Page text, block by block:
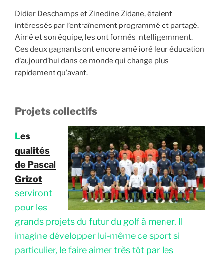
Didier Deschamps et Zinedine Zidane, étaient
intéressés par l’entraînement programmé et partagé.
Aimé et son équipe, les ont formés intelligemment.
Ces deux gagnants ont encore amélioré leur éducation
d’aujourd’hui dans ce monde qui change plus
rapidement qu’avant.
Projets collectifs
Les
qualités
de Pascal
Grizot
serviront
pour les
grands projets du futur du golf à mener. Il
imagine développer lui-même ce sport si
particulier, le faire aimer très tôt par les